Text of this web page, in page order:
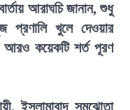
আরাঘচি জানান, শুধু
প্রণালি খুলে দেওয়ার
আরও কয়েকটি শর্ত পূরণ
ইসলামাবাদ সমঝোতা